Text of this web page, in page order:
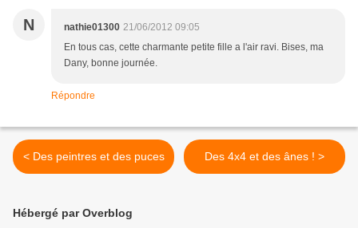
N nathie01300 21/06/2012 09:05
En tous cas, cette charmante petite fille a l'air ravi. Bises, ma
Dany, bonne journée.
Répondre
< Des peintres et des puces Des 4x4 et des ânes ! >
Hébergé par Overblog